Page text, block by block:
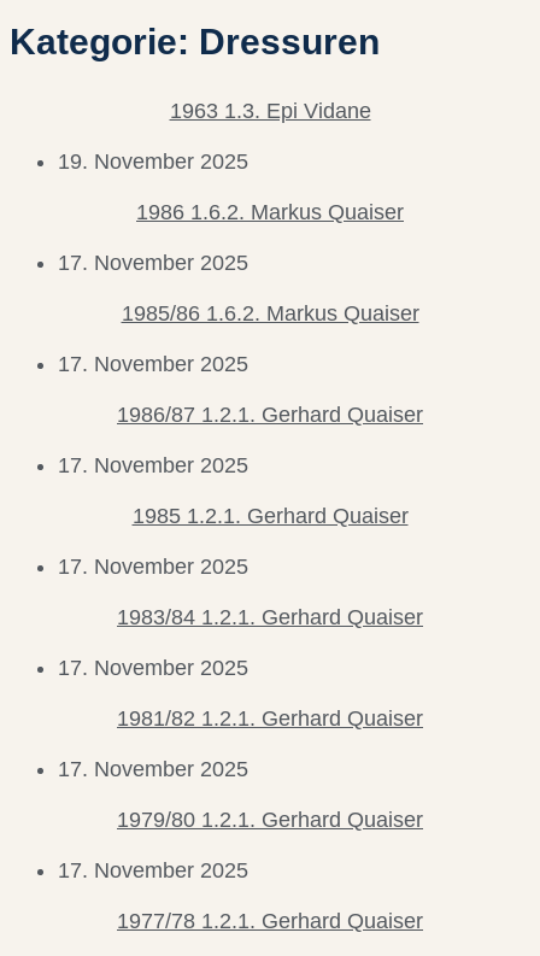
Kategorie: Dressuren
1963 1.3. Epi Vidane
19. November 2025
1986 1.6.2. Markus Quaiser
17. November 2025
1985/86 1.6.2. Markus Quaiser
17. November 2025
1986/87 1.2.1. Gerhard Quaiser
17. November 2025
1985 1.2.1. Gerhard Quaiser
17. November 2025
1983/84 1.2.1. Gerhard Quaiser
17. November 2025
1981/82 1.2.1. Gerhard Quaiser
17. November 2025
1979/80 1.2.1. Gerhard Quaiser
17. November 2025
1977/78 1.2.1. Gerhard Quaiser